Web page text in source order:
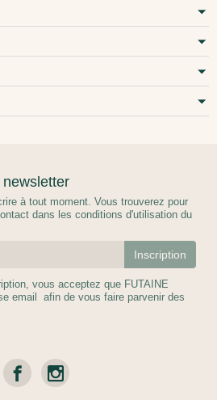
à tout moment. Vous trouverez pour
dans les conditions d'utilisation du
vous acceptez que FUTAINE
email afin de vous faire parvenir des